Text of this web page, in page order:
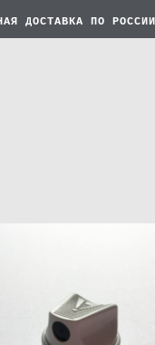
ДОСТАВКА ПО